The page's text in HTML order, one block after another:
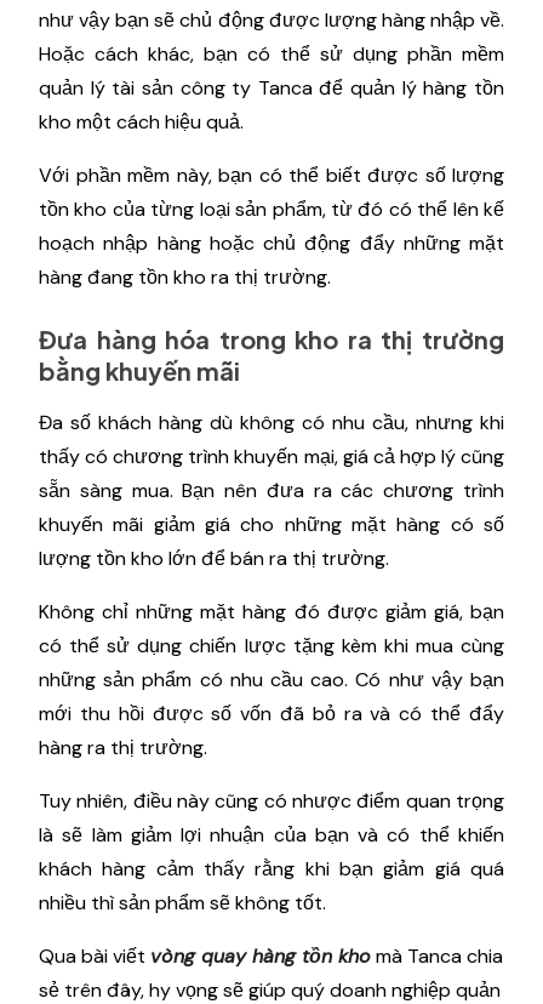
như vậy bạn sẽ chủ động được lượng hàng nhập về.
Hoặc cách khác, bạn có thể sử dụng phần mềm
quản lý tài sản công ty Tanca để quản lý hàng tồn
kho một cách hiệu quả.
Với phần mềm này, bạn có thể biết được số lượng
tồn kho của từng loại sản phẩm, từ đó có thể lên kế
hoạch nhập hàng hoặc chủ động đẩy những mặt
hàng đang tồn kho ra thị trường.
Đưa hàng hóa trong kho ra thị trường
bằng khuyến mãi
Đa số khách hàng dù không có nhu cầu, nhưng khi
thấy có chương trình khuyến mại, giá cả hợp lý cũng
sẵn sàng mua. Bạn nên đưa ra các chương trình
khuyến mãi giảm giá cho những mặt hàng có số
lượng tồn kho lớn để bán ra thị trường.
Không chỉ những mặt hàng đó được giảm giá, bạn
có thể sử dụng chiến lược tặng kèm khi mua cùng
những sản phẩm có nhu cầu cao. Có như vậy bạn
mới thu hồi được số vốn đã bỏ ra và có thể đẩy
hàng ra thị trường.
Tuy nhiên, điều này cũng có nhược điểm quan trọng
là sẽ làm giảm lợi nhuận của bạn và có thể khiến
khách hàng cảm thấy rằng khi bạn giảm giá quá
nhiều thì sản phẩm sẽ không tốt.
Qua bài viết vòng quay hàng tồn khomà Tanca chia
sẻ trên đây, hy vọng sẽ giúp quý doanh nghiệp quản